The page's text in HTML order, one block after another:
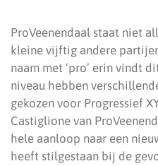
ProVeenendaal staat niet
kleine vijftig andere
naam met ‘pro’ erin vindt
niveau hebben
gekozen voor Progressief
Castiglione van
hele aanloop naar een
heeft stilgestaan bij de